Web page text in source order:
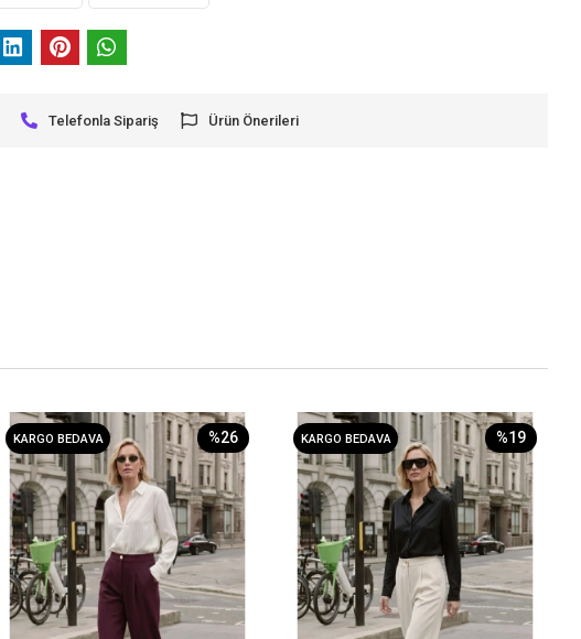
Telefonla Sipariş Ürün Önerileri
KARGO BEDAVA %26 KARGO BEDAVA %19